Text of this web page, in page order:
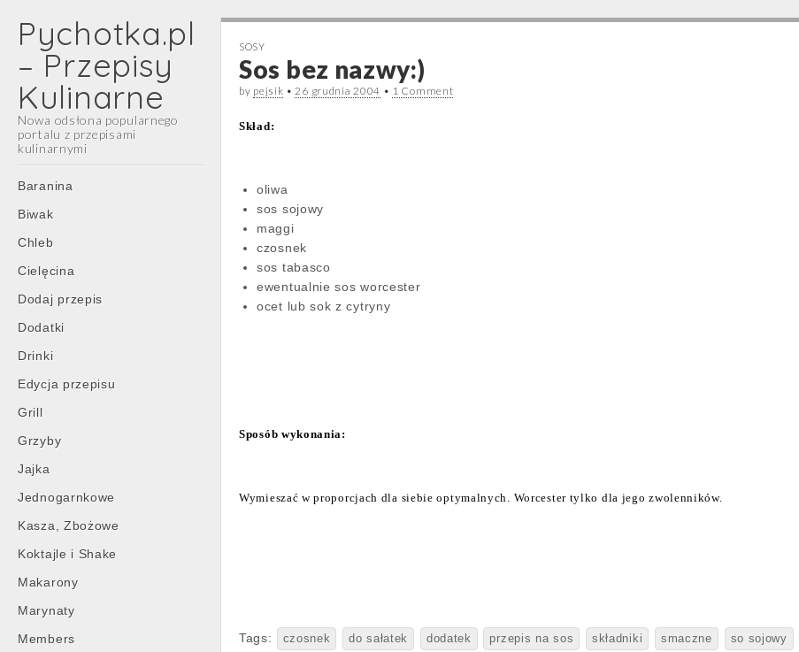
Pychotka.pl
– Przepisy
Kulinarne
Nowa odsłona popularnego
portalu z przepisami
kulinarnymi
Main
menu
Skip
content
Baranina
Biwak
Chleb
Cielęcina
Dodaj przepis
Dodatki
Drinki
Edycja przepisu
Grill
Grzyby
Jajka
Jednogarnkowe
Kasza, Zbożowe
Koktajle i Shake
Makarony
Marynaty
Members
SOSY
Sos bez nazwy:)
by pejsik •26 grudnia 2004 • 1 Comment
Skład:
oliwa
sos sojowy
maggi
czosnek
sos tabasco
ewentualnie sos worcester
ocet lub sok z cytryny
Sposób wykonania:
Wymieszać w proporcjach dla siebie optymalnych. Worcester tylko dla jego zwolenników.
Tags: czosnek do sałatek dodatek przepis na sos składniki smaczne so sojowy